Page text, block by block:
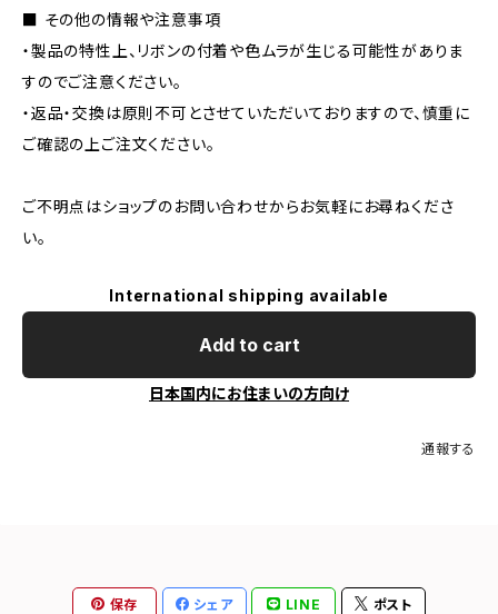
■ その他の情報や注意事項
・製品の特性上、リボンの付着や色ムラが生じる可能性がありま
すのでご注意ください。
・返品・交換は原則不可とさせていただいておりますので、慎重に
ご確認の上ご注文ください。
ご不明点はショップのお問い合わせからお気軽にお尋ねくださ
い。
International shipping available
Add to cart
日本国内にお住まいの方向け
通報する
保存 シェア LINE ポスト